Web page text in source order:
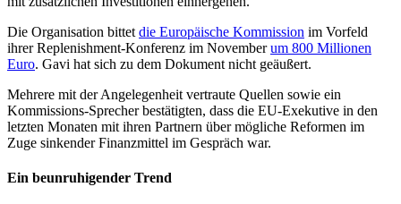
Die Organisation bittet die Europäische Kommission im Vorfeld
ihrer Replenishment-Konferenz im November um 800 Millionen
Euro. Gavi hat sich zu dem Dokument nicht geäußert.
Mehrere mit der Angelegenheit vertraute Quellen sowie ein
Kommissions-Sprecher bestätigten, dass die EU-Exekutive in den
letzten Monaten mit ihren Partnern über mögliche Reformen im
Zuge sinkender Finanzmittel im Gespräch war.
Ein beunruhigender Trend